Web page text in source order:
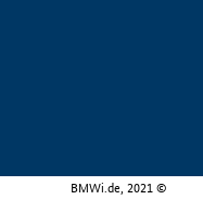
BMWi.de, 2021 ©